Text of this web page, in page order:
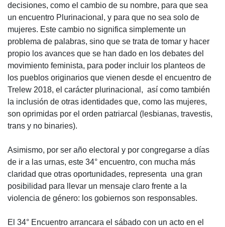
decisiones, como el cambio de su nombre, para que sea
un encuentro Plurinacional, y para que no sea solo de
mujeres. Este cambio no significa simplemente un
problema de palabras, sino que se trata de tomar y hacer
propio los avances que se han dado en los debates del
movimiento feminista, para poder incluir los planteos de
los pueblos originarios que vienen desde el encuentro de
Trelew 2018, el carácter plurinacional, así como también
la inclusión de otras identidades que, como las mujeres,
son oprimidas por el orden patriarcal (lesbianas, travestis,
trans y no binaries).
Asimismo, por ser año electoral y por congregarse a días
de ir a las urnas, este 34° encuentro, con mucha más
claridad que otras oportunidades, representa una gran
posibilidad para llevar un mensaje claro frente a la
violencia de género: los gobiernos son responsables.
El 34° Encuentro arrancara el sábado con un acto en el